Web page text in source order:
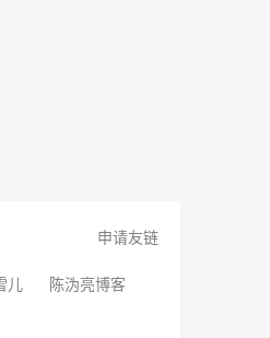
申请友链
儿
陈沩亮博客